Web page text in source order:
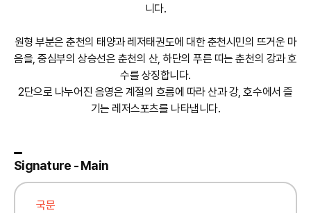
니다.
원형 부분은 춘천의 태양과 레저태권도에 대한 춘천시민의 뜨거운 마
음을, 중심부의 상승선은 춘천의 산, 하단의 푸른 띠는 춘천의 강과 호
수를 상징합니다.
2단으로 나누어진 음영은 계절의 흐름에 따라 산과 강, 호수에서 즐
기는 레저스포츠를 나타냅니다.
Signature - Main
국문